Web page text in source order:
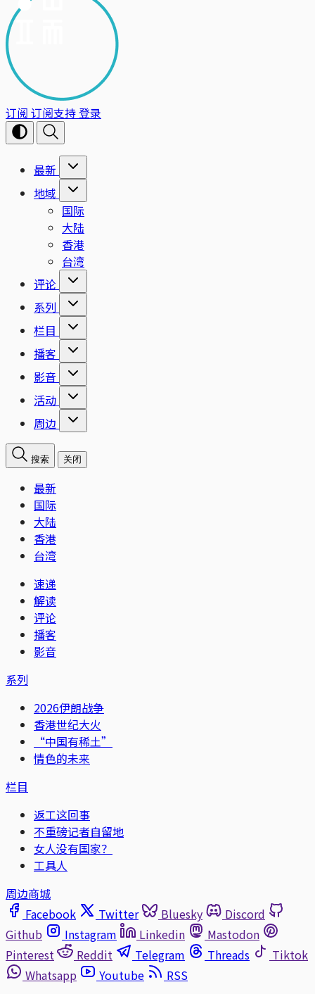
订阅 订阅支持登录
最新
地域
国际
大陆
香港
台湾
评论
系列
栏目
播客
影音
活动
周边
搜索 关闭
最新
国际
大陆
香港
台湾
速递
解读
评论
播客
影音
系列
2026伊朗战争
香港世纪大火
“中国有稀土”
情色的未来
栏目
返工这回事
不重磅记者自留地
女人没有国家？
工具人
周边商城
Facebook
Twitter Bluesky
Discord
Github
Instagram Linkedin
Mastodon
Pinterest
Reddit Telegram Threads
Tiktok
Whatsapp
Youtube
RSS